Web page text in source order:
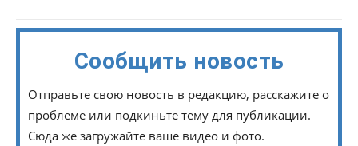
Сообщить новость
Отправьте свою новость в редакцию, расскажите о
проблеме или подкиньте тему для публикации.
Сюда же загружайте ваше видео и фото.